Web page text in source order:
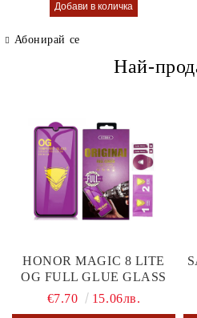
Абонирай се
Най-
HONOR MAGIC 8 LITE
OG FULL GLUE GLASS
€7.70
15.06лв.